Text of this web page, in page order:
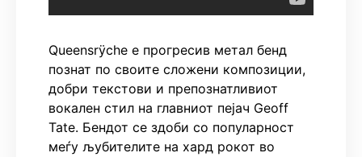
Queensrÿche е прогресив метал бенд
познат по своите сложени композиции,
добри текстови и препознатливиот
вокален стил на главниот пејач Geoff
Tate. Бендот се здоби со популарност
меѓу љубителите на хард рокот во